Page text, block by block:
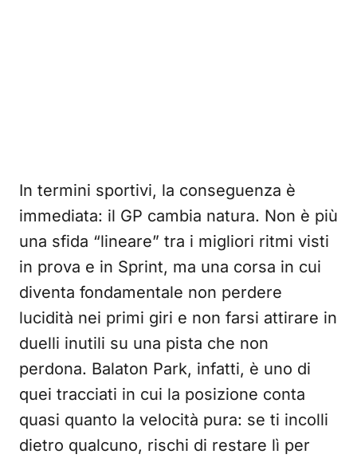
In termini sportivi, la conseguenza è
immediata: il GP cambia natura. Non è più
una sfida “lineare” tra i migliori ritmi visti
in prova e in Sprint, ma una corsa in cui
diventa fondamentale non perdere
lucidità nei primi giri e non farsi attirare in
duelli inutili su una pista che non
perdona. Balaton Park, infatti, è uno di
quei tracciati in cui la posizione conta
quasi quanto la velocità pura: se ti incolli
dietro qualcuno, rischi di restare lì per